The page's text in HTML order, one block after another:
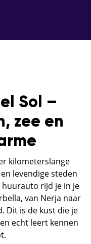
Sol –
zee en
kilometerslange
levendige steden
huurauto rijd je in je
van Nerja naar
Dit is de kust die je
echt leert kennen